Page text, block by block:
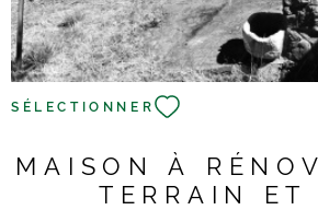
SÉLECTIONNER
MAISON À
TERRAIN ET